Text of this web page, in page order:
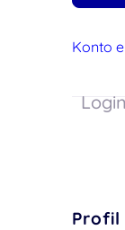
Konto
Profil